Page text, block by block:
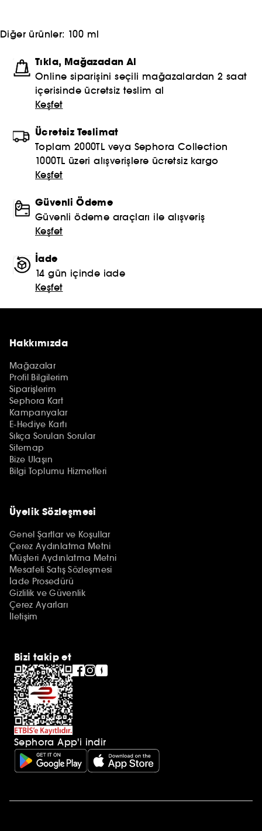
Diğer ürünler: 100 ml
Tıkla, Mağazadan Al
Online siparişini seçili mağazalardan 2 saat
içerisinde ücretsiz teslim al
Keşfet
Ücretsiz Teslimat
Toplam 2000TL veya Sephora Collection
1000TL üzeri alışverişlere ücretsiz kargo
Keşfet
Güvenli Ödeme
Güvenli ödeme araçları ile alışveriş
Keşfet
İade
14 gün içinde iade
Keşfet
Hakkımızda
Mağazalar
Profil Bilgilerim
Siparişlerim
Sephora Kart
Kampanyalar
E-Hediye Kartı
Sıkça Sorulan Sorular
Sitemap
Bize Ulaşın
Bilgi Toplumu Hizmetleri
Üyelik Sözleşmesi
Genel Şartlar ve Koşullar
Çerez Aydınlatma Metni
Müşteri Aydınlatma Metni
Mesafeli Satış Sözleşmesi
İade Prosedürü
Gizlilik ve Güvenlik
Çerez Ayarları
İletişim
Bizi takip et
Sephora App'i indir